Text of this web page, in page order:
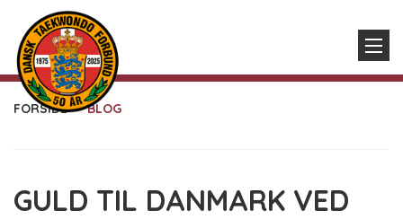
FORSIDE BLOG
GULD TIL DANMARK VED